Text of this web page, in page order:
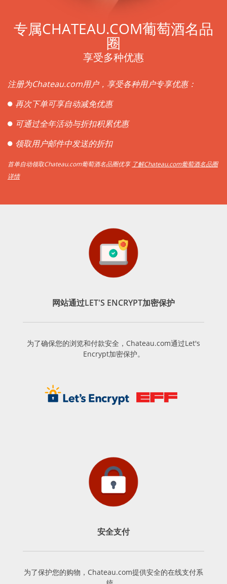
专属CHATEAU.COM葡萄酒名品
圈
享受多种优惠
注册为Chateau.com用户，享受各种用户专享优惠：
再次下单可享自动减免优惠
可通过全年活动与折扣积累优惠
领取用户邮件中发送的折扣
首单自动领取Chateau.com葡萄酒名品圈优享 了解Chateau.com葡萄酒名品圈
详情
网站通过LET'S ENCRYPT加密保护
为了确保您的浏览和付款安全，Chateau.com通过Let's
Encrypt加密保护。
安全支付
为了保护您的购物，Chateau.com提供安全的在线支付系